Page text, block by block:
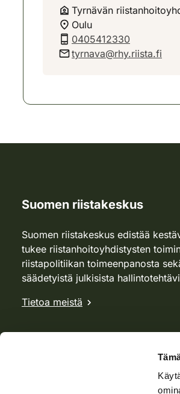
Tyrnävän
Oulu
0405412330
tyrnava@rhy.riista.fi
Suomen riistakeskus
Suomen riistakeskus edistää
tukee riistanhoitoyhdistysten
riistapolitiikan toimeenpanosta
säädetyistä julkisista
Tietoa meistä